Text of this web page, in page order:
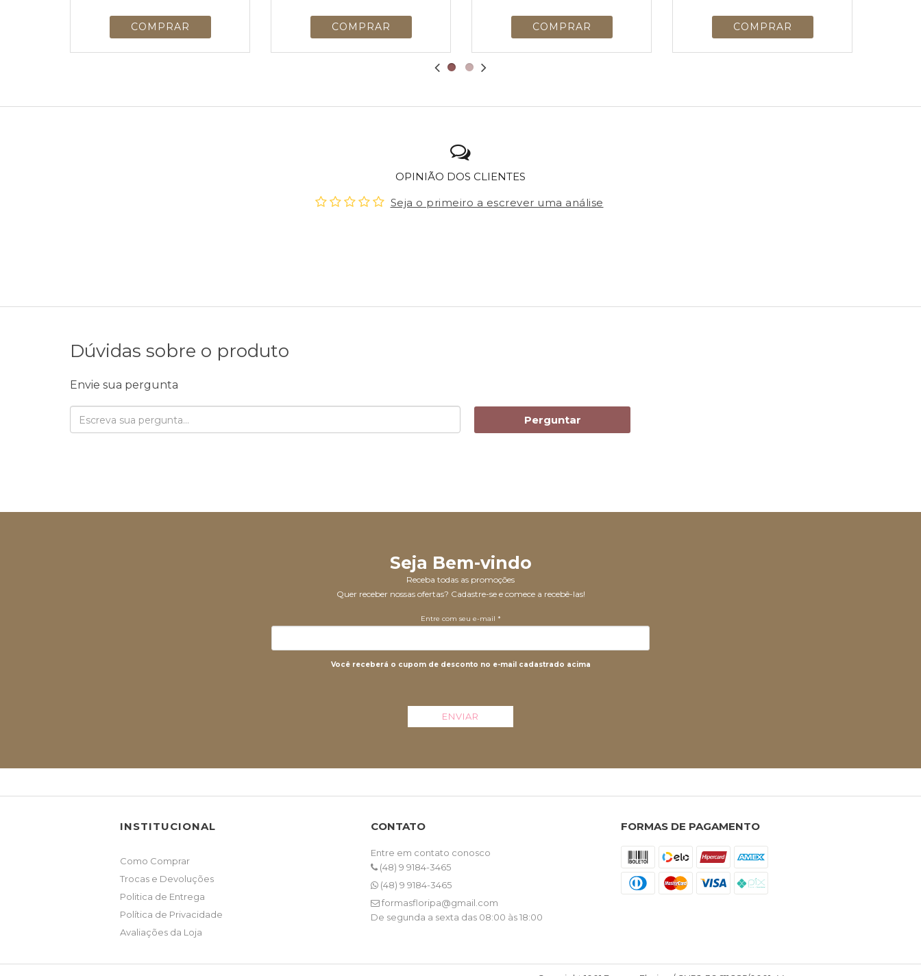
OPINIÃO DOS CLIENTES
Seja o primeiro a escrever uma análise
Dúvidas sobre o produto
Envie sua pergunta
Perguntar
Seja Bem-vindo
Receba todas as promoções
Quer receber nossas ofertas? Cadastre-se e comece a recebê-las!
Entre com seu e-mail *
Você receberá o cupom de desconto no e-mail cadastrado acima
ENVIAR
INSTITUCIONAL
Como Comprar
Trocas e Devoluções
Politica de Entrega
Política de Privacidade
Avaliações da Loja
CONTATO
Entre em contato conosco
(48) 9 9184-3465
(48) 9 9184-3465
formasfloripa@gmail.com
De segunda a sexta das 08:00 às 18:00
FORMAS DE PAGAMENTO